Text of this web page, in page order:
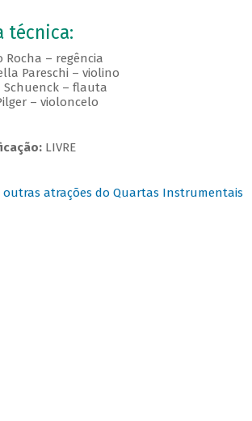
técnica:
Rocha – regência
Pareschi – violino
Schuenck – flauta
– violoncelo
LIVRE
outras atrações do Quartas Instrumentais